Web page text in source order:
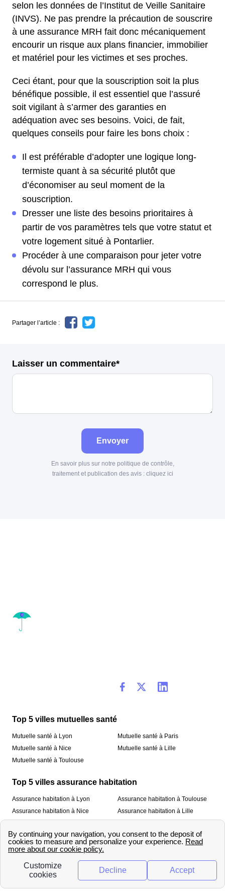
selon les données de l’Institut de Veille Sanitaire
(INVS). Ne pas prendre la précaution de souscrire
à une assurance MRH fait donc mécaniquement
encourir un risque aux plans financier, immobilier
et matériel pour les victimes et ses proches.
Ceci étant, pour que la souscription soit la plus
bénéfique possible, il est essentiel que l’assuré
soit vigilant à s’armer des garanties en
adéquation avec ses besoins. Voici, de fait,
quelques conseils pour faire les bons choix :
Il est préférable d’adopter une logique long-
termiste quant à sa sécurité plutôt que
d’économiser au seul moment de la
souscription.
Dresser une liste des besoins prioritaires à
partir de vos paramètres tels que votre statut et
votre logement situé à Pontarlier.
Procéder à une comparaison pour jeter votre
dévolu sur l’assurance MRH qui vous
correspond le plus.
Partager l’article :
Laisser un commentaire*
Envoyer
En savoir plus sur notre politique de contrôle,
traitement et publication des avis : cliquez ici
Top 5 villes mutuelles santé
Mutuelle santé à Lyon
Mutuelle santé à Nice
Mutuelle santé à Toulouse
Mutuelle santé à Paris
Mutuelle santé à Lille
Top 5 villes assurance habitation
Assurance habitation à Lyon
Assurance habitation à Nice
Assurance habitation à Toulouse
Assurance habitation à Lille
À propos
Qui sommes-nous ? Mentions légales